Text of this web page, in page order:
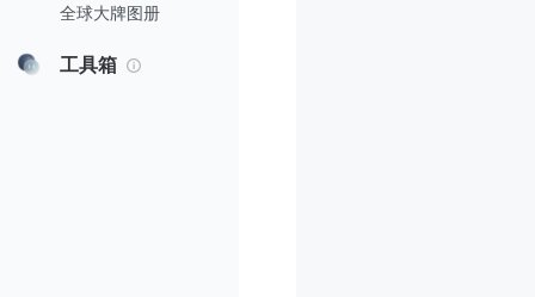
全球大牌图册
工具箱